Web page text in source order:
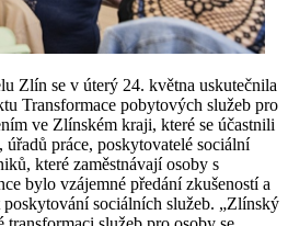
se v úterý 24. května uskutečnila
Transformace pobytových služeb pro
ve Zlínském kraji, které se účastnili
práce, poskytovatelé sociální
které zaměstnávají osoby s
bylo vzájemné předání zkušeností a
poskytování sociálních služeb. „Zlínský